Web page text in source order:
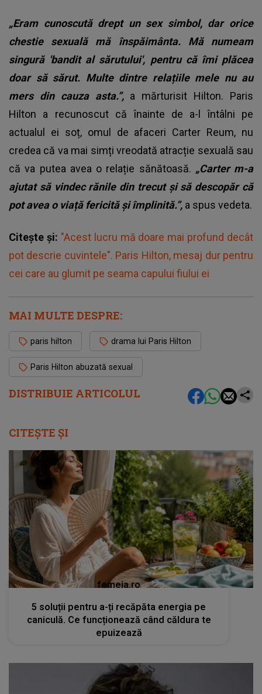
DISTRIBUIE ARTICOLUL
„Eram cunoscută drept un sex simbol, dar orice
chestie sexuală mă înspăimânta. Mă numeam
singură 'bandit al sărutului', pentru că îmi plăcea
doar să sărut. Multe dintre relațiile mele nu au
mers din cauza asta.”, a mărturisit Hilton. Paris
Hilton a recunoscut că înainte de a-l întâlni pe
actualul ei soț, omul de afaceri Carter Reum, nu
credea că va mai simți vreodată atracție sexuală sau
că va putea avea o relație sănătoasă. „Carter m-a
ajutat să vindec rănile din trecut și să descopăr că
pot avea o viață fericită și împlinită.”, a spus vedeta.
Citește și: "Acest lucru mă doare mai profund decât
pot descrie cuvintele". Paris Hilton, mesaj dur pentru
cei care au glumit pe seama capului fiului ei
MAI MULTE DESPRE:
paris hilton drama lui Paris Hilton
Paris Hilton abuzată sexual
CITEȘTE ȘI
femeia.ro
5 soluții pentru a-ți recăpăta energia pe
caniculă. Ce funcționează când căldura te
epuizează